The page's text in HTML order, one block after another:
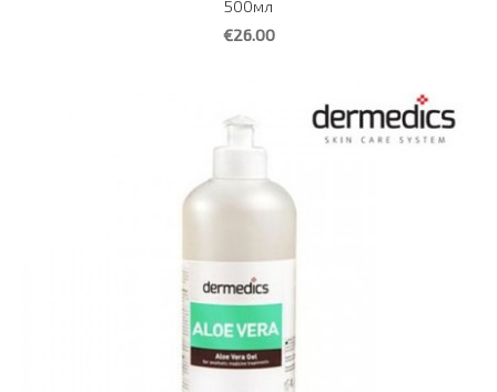
500мл
€26.00